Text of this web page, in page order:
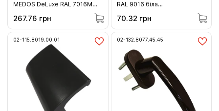
MEDOS DeLuxe RAL 7016M
267.76 грн
RAL 9016 біла
70.32 грн
02-115.8019.00.01 02-132.8077.45.45